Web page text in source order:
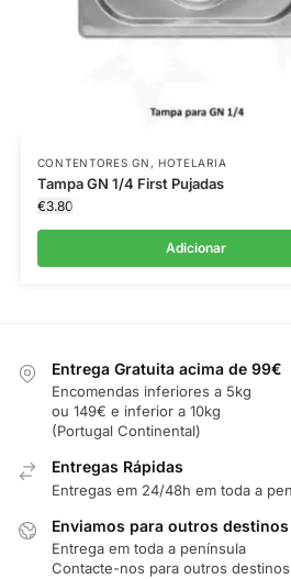
CONTENTORES GN , HOTELARIA
Tampa GN 1/4 First Pujadas
€3.80
Adicionar
Entrega Gratuita acima de 99€
Encomendas inferiores a 5kg
ou 149€ e inferior a 10kg
(Portugal Continental)
Entregas Rápidas
Entregas em 24/48h em toda a
Enviamos para outros destinos
Entrega em toda a península
Contacte-nos para outros destinos